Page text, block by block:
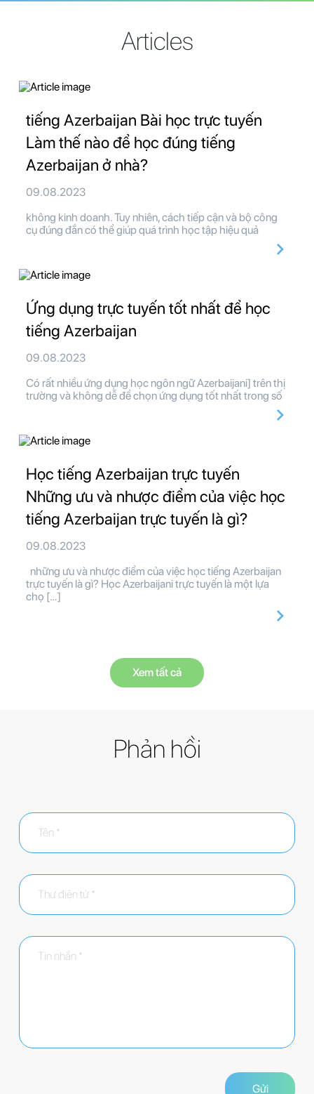
Articles
tiếng Azerbaijan Bài học trực tuyến
Làm thế nào để học đúng tiếng
Azerbaijan ở nhà?
09.08.2023
không kinh doanh. Tuy nhiên, cách tiếp cận và bộ công
cụ đúng đắn có thể giúp quá trình học tập hiệu quả
Ứng dụng trực tuyến tốt nhất để học
tiếng Azerbaijan
09.08.2023
Có rất nhiều ứng dụng học ngôn ngữ Azerbaijani] trên thị
trường và không dễ để chọn ứng dụng tốt nhất trong số
Học tiếng Azerbaijan trực tuyến
Những ưu và nhược điểm của việc học
tiếng Azerbaijan trực tuyến là gì?
09.08.2023
những ưu và nhược điểm của việc học tiếng Azerbaijan
trực tuyến là gì? Học Azerbaijani trực tuyến là một lựa
chọ […]
Xem tất cả
Phản hồi